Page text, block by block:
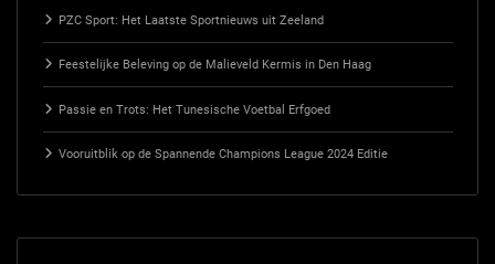
PZC Sport: Het Laatste Sportnieuws uit Zeeland
Feestelijke Beleving op de Malieveld Kermis in Den Haag
Passie en Trots: Het Tunesische Voetbal Erfgoed
Vooruitblik op de Spannende Champions League 2024 Editie